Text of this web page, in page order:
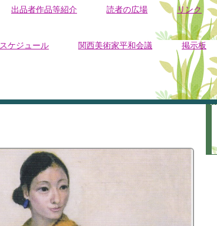
出品者作品等紹介 読者の広場 リンク
スケジュール 関西美術家平和会議 掲示板